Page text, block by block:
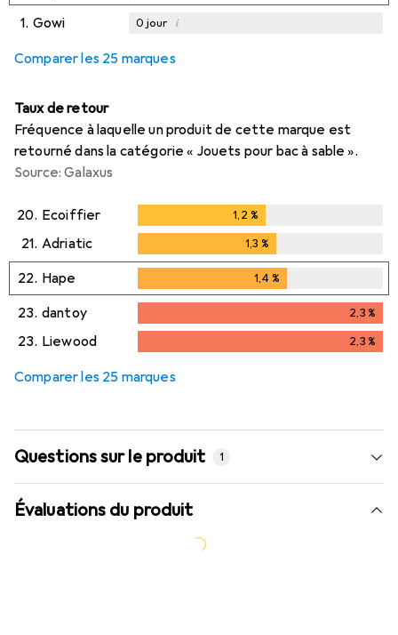
1. Gowi 0jour i
Comparer les 25 marques
Taux de retour
Fréquence à laquelle un produit de cette marque est
retourné dans la catégorie « Jouets pour bac à sable ».
Source: Galaxus
20. Ecoiffier 1,2 %
21. Adriatic 1,3 %
22. Hape 1,4 %
23. dantoy 2,3%
2,3%
23. Liewood 2,3%
Comparer les 25 marques
Questions sur le produit 1
Évaluations du produit